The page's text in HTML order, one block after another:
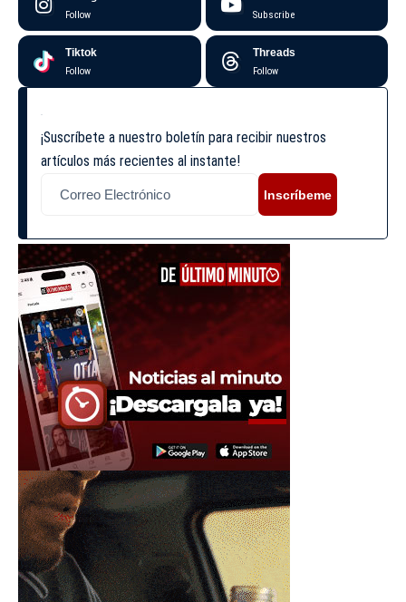
Follow Subscribe
Tiktok
Follow
Threads
Follow
¡Suscríbete a nuestro boletín para recibir nuestros
artículos más recientes al instante!
Inscríbeme